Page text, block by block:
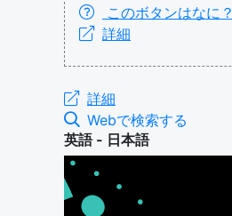
このボタンはなに？
詳細
詳細
Webで検索する
英語 - 日本語